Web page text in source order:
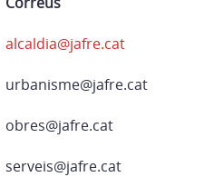
alcaldia@jafre.cat
urbanisme@jafre.cat
obres@jafre.cat
serveis@jafre.cat